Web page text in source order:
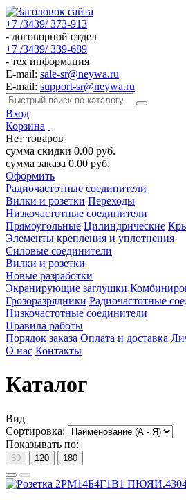
+7 /3439/ 373-913
- договорной отдел
+7 /3439/ 339-689
- тех информация
E-mail: sale-sr@neywa.ru
E-mail: support-sr@neywa.ru
Вход
Корзина
Нет товаров
сумма скидки 0.00 руб.
сумма заказа 0.00 руб.
Оформить
Радиочастотные соединители
Вилки и розетки Переходы
Низкочастотные соединители
Прямоугольные Цилиндрические
Элементы крепления и уплотнения
Силовые соединители
Вилки и розетки
Новые разработки
Экранирующие заглушки
Грозоразрядники Радиочастотные
Низкочастотные соединители
Правила работы
Порядок заказа Оплата и доставка
О нас Контакты
Каталог
Вид
Сортировка:
Показывать по:
60 120 180